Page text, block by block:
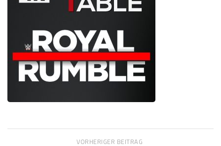
VORHERIGER BEITRAG